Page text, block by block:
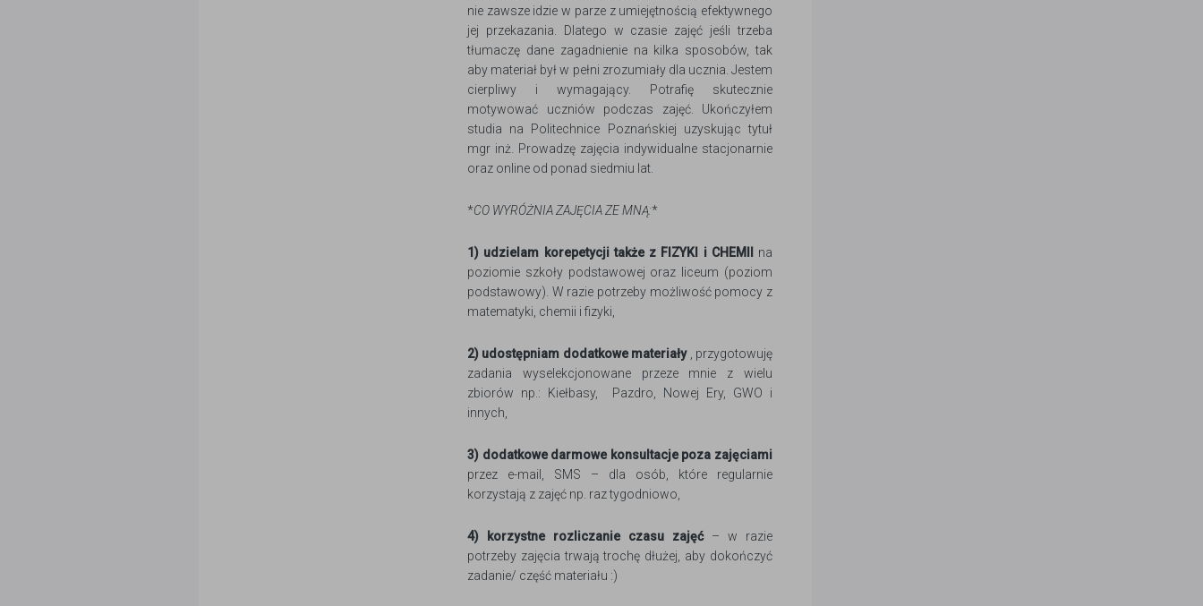
nie zawsze idzie w parze z umiejętnością efektywnego
jej przekazania. Dlatego w czasie zajęć jeśli trzeba
tłumaczę dane zagadnienie na kilka sposobów, tak
aby materiał był w pełni zrozumiały dla ucznia. Jestem
cierpliwy i wymagający. Potrafię skutecznie
motywować uczniów podczas zajęć. Ukończyłem
studia na Politechnice Poznańskiej uzyskując tytuł
mgr inż. Prowadzę zajęcia indywidualne stacjonarnie
oraz online od ponad siedmiu lat.
*CO WYRÓŻNIA ZAJĘCIA ZE MNĄ:*
1) udzielam korepetycji także z FIZYKI i CHEMII
na
poziomie szkoły podstawowej oraz liceum (poziom
podstawowy). W razie potrzeby możliwość pomocy z
matematyki, chemii i fizyki,
2) udostępniam dodatkowe materiały, przygotowuję
zadania wyselekcjonowane przeze mnie z wielu
zbiorów np.: Kiełbasy, Pazdro, Nowej Ery, GWO i
innych,
3) dodatkowe darmowe konsultacje poza zajęciami
przez e-mail, SMS – dla osób, które regularnie
korzystają z zajęć np. raz tygodniowo,
4) korzystne rozliczanie czasu zajęć– w razie
potrzeby zajęcia trwają trochę dłużej, aby dokończyć
zadanie/ część materiału :)